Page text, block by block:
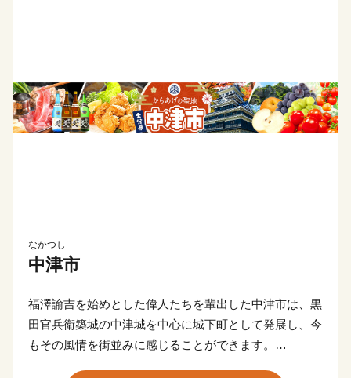
なかつし
中津市
福澤諭吉を始めとした偉人たちを輩出した中津市は、黒
田官兵衛築城の中津城を中心に城下町として発展し、今
もその風情を街並みに感じることができます。